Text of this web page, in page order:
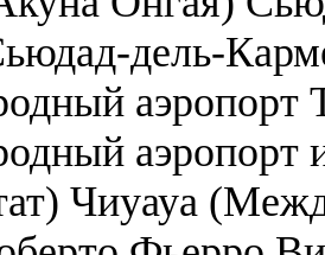
дель-
аэропорт
аэропорт
Чиуауа